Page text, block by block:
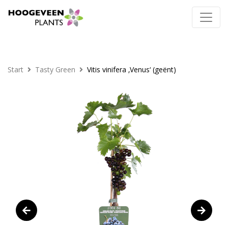
Start Tasty Green Vitis vinifera ‚Venus‘ (geënt)